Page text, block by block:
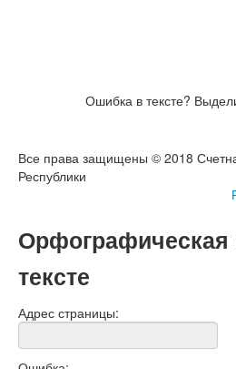
Ошибка в тексте?
Все права защищены © 2018
Республики
тексте
Адрес страницы: